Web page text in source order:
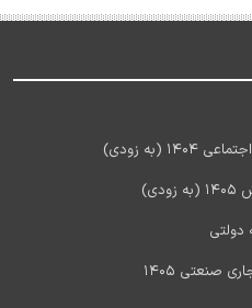
(به زودی)
دولتی
صنعتی 1405